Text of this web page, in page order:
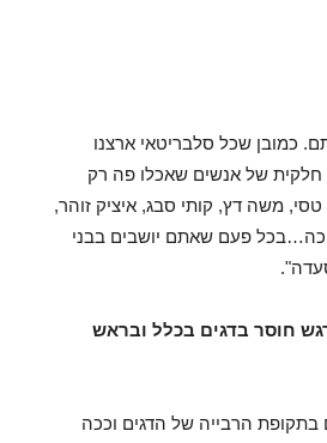
כמובן שכל סלבריטאי ארצנו
חלקית של אנשים שאכלו פה רק
טסי, משה דץ, קותי סבג, איציק זוהר,
פעם שאתם יושבים בבני
חוסר בדגים בכלל ובראש
בתקופת הרבייה של הדגים וככה